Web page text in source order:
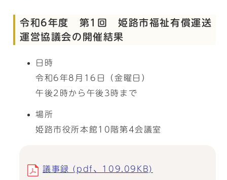
令和6年度 第1回 姫路市福祉有償運送
運営協議会の開催結果
日時
令和6年8月16日（金曜日）
午後2時から午後3時まで
場所
姫路市役所本館10階第4会議室
議事録 (pdf、109.09KB)